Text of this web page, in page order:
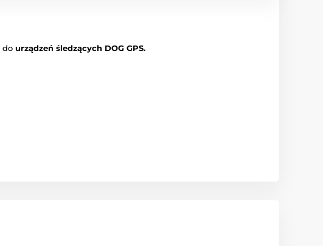
do urządzeń śledzących DOG GPS.